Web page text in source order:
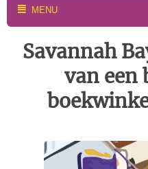
MENU
Savannah
van een